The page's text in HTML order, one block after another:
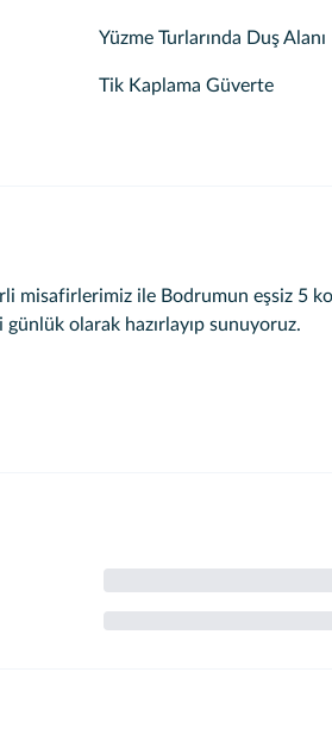
Yüzme Turlarında Duş Alanı
Tik Kaplama Güverte
misafirlerimiz ile Bodrumun eşsiz 5
olarak hazırlayıp sunuyoruz.